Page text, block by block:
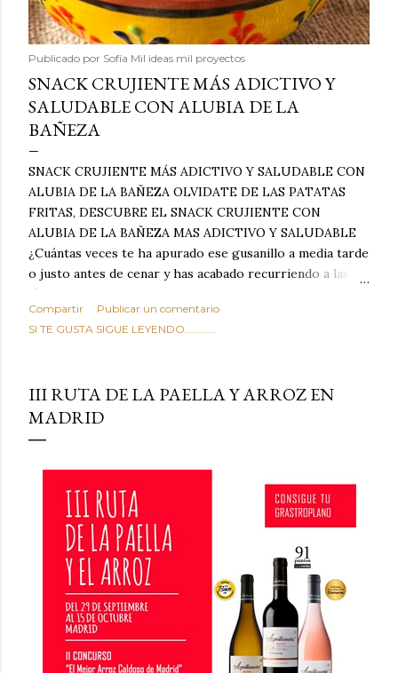
Publicado por Sofía Mil ideas mil proyectos
SNACK CRUJIENTE MÁS ADICTIVO Y
SALUDABLE CON ALUBIA DE LA
BAÑEZA
SNACK CRUJIENTE MÁS ADICTIVO Y SALUDABLE CON
ALUBIA DE LA BAÑEZA OLVIDATE DE LAS PATATAS
FRITAS, DESCUBRE EL SNACK CRUJIENTE CON
ALUBIA DE LA BAÑEZA MAS ADICTIVO Y SALUDABLE
¿Cuántas veces te ha apurado ese gusanillo a media tarde
o justo antes de cenar y has acabado recurriendo a las
típicas patatas de bolsa, frutos secos fritos o snacks
ultraprocesados llenos de grasas saturadas y sodio?
Todos hemos estado ahí. Sin embargo, cuidarse no tiene
satisface. Estas alubias crujientes al horno van a cambiar
por completo tu forma de ver las legumbres. Olvídate de
asociar las alubias únicamente a los guisos tradicionales y
humilde como la alubia de La Bañeza en un snack ligero,
dorado, cargado de proteína y 100% natural. Es el
sustituto perfecto a los frutos se...
Compartir
Publicar un comentario
SI TE GUSTA SIGUE LEYENDO............
III RUTA DE LA PAELLA Y ARROZ EN
MADRID